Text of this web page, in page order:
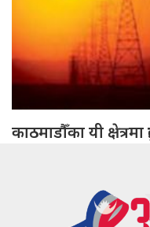
काठमाडौँका यी क्षेत्रमा